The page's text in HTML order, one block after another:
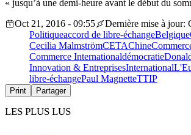
« jusqu’à une demi-heure avant le début du
Oct 21, 2016 - 09:55
Dernière mise à jour:
Politiqueaccord de libre-échangeBelgique
Cecilia MalmströmCETAChine
Commerce Internationaldémocratie
Innovation & EntreprisesInternational
libre-échangePaul MagnetteTTIP
Print Partager
LES PLUS LUS